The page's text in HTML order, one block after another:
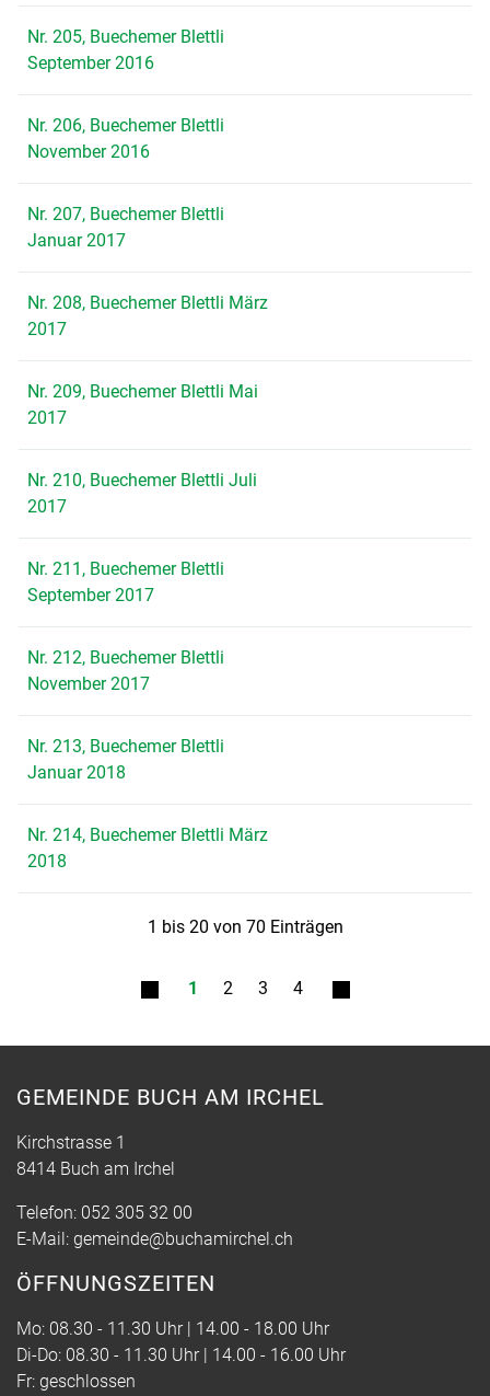
Nr. 205, Buechemer Blettli
September 2016
Nr. 206, Buechemer Blettli
November 2016
Nr. 207, Buechemer Blettli
Januar 2017
Nr. 208, Buechemer Blettli März
2017
Nr. 209, Buechemer Blettli Mai
2017
Nr. 210, Buechemer Blettli Juli
2017
Nr. 211, Buechemer Blettli
September 2017
Nr. 212, Buechemer Blettli
November 2017
Nr. 213, Buechemer Blettli
Januar 2018
Nr. 214, Buechemer Blettli März
2018
1 bis 20 von 70 Einträgen
1 2 3 4
GEMEINDE BUCH AM IRCHEL
Kirchstrasse 1
8414 Buch am Irchel
Telefon: 052 305 32 00
E-Mail: gemeinde@buchamirchel.ch
ÖFFNUNGSZEITEN
Mo: 08.30 - 11.30 Uhr | 14.00 - 18.00 Uhr
Di-Do: 08.30 - 11.30 Uhr | 14.00 - 16.00 Uhr
Fr: geschlossen